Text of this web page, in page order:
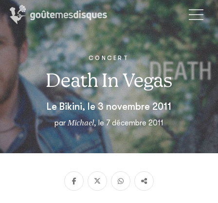
CONCERT
Death In Vegas
Le Bikini, le 3 novembre 2011
parMichael, le 7 décembre 2011